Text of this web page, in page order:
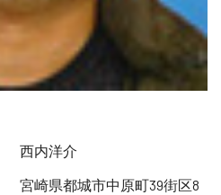
西内洋介
宮崎県都城市中原町39街区8